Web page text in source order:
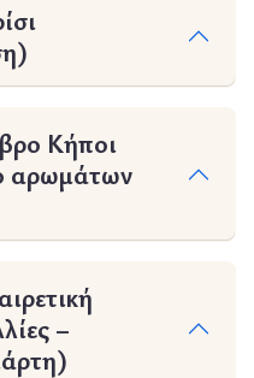
Κήποι
αρωμάτων
–